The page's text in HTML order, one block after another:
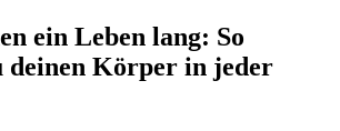
ein Leben lang: So
deinen Körper in jeder